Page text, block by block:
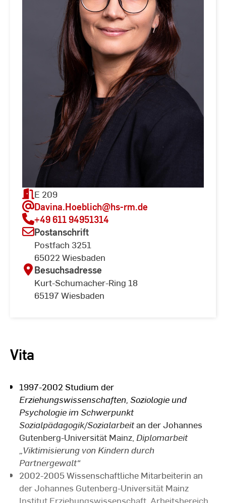
E 209
Davina.Hoeblich@hs-rm.de
+49 611 94951314
Postanschrift
Postfach 3251
65022 Wiesbaden
Besuchsadresse
Kurt-Schumacher-Ring 18
65197 Wiesbaden
Vita
1997-2002 Studium der
Erziehungswissenschaften, Soziologie und
Psychologie im Schwerpunkt
Sozialpädagogik/Sozialarbeitan der Johannes
Gutenberg-Universität Mainz, Diplomarbeit
„Viktimisierung von Kindern durch
Partnergewalt“
2002-2005 Wissenschaftliche Mitarbeiterin an
der Johannes Gutenberg-Universität Mainz
Institut Erziehungswissenschaft, Arbeitsbereich